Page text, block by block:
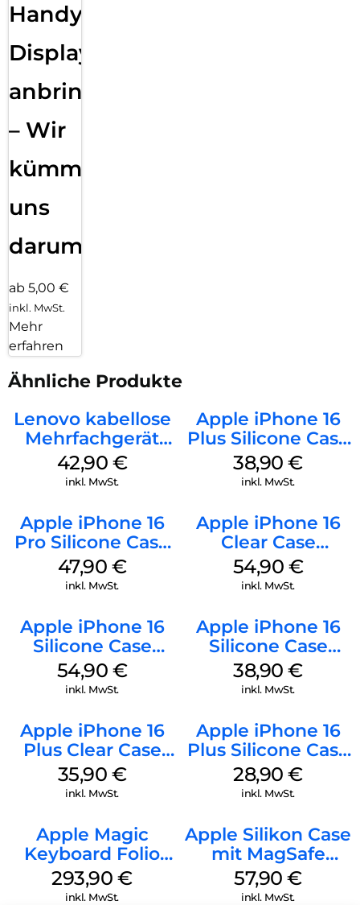
Handy
Displayfolie
anbringen
– Wir
kümmern
uns
darum!
ab 5,00 €
inkl. MwSt.
Mehr
erfahren
Ähnliche Produkte
Lenovo kabellose
Mehrfachgerät
Luna Grey
42,90 €
inkl. MwSt.
Apple iPhone 16
Plus Silicone Case
MagSafe Denim
38,90€
inkl. MwSt.
Apple iPhone 16
Pro Silicone Case
MagSafe Denim
47,90 €
inkl. MwSt.
Apple iPhone 16
Clear Case
MagSafe
Transparent
54,90 €
inkl. MwSt.
Apple iPhone 16
Silicone Case
MagSafe Lake
Green
54,90 €
inkl. MwSt.
Apple iPhone 16
Silicone Case
MagSafe
Ultramarine
38,90€
inkl. MwSt.
Apple iPhone 16
Plus Clear Case
MagSafe
Transparent
35,90 €
inkl. MwSt.
Apple iPhone 16
Plus Silicone Case
MagSafe Black
28,90€
inkl. MwSt.
Apple Magic
Keyboard Folio
iPad 10.9″ (10.Gen.)
Weiß
293,90€
inkl. MwSt.
Apple Silikon Case
mit MagSafe
iPhone 14 Pro
(PRODUCT)RED
57,90€
inkl. MwSt.